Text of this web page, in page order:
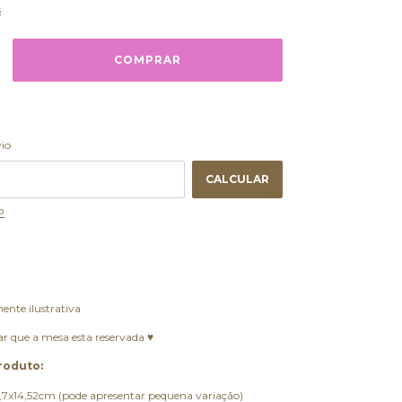
CALCULAR
ilustrativa
que a mesa esta reservada ♥
(pode apresentar pequena variação)